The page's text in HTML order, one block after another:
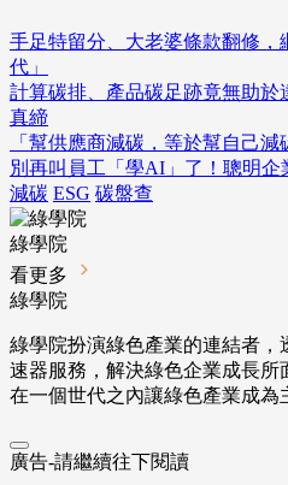
手足特留分、大老婆條款翻修
代」
計算碳排、產品碳足跡竟無助
真締
「幫供應商減碳，等於幫自己
別再叫員工「學AI」了！聰明企
減碳 ESG 碳盤查
綠學院
看更多
綠學院
綠學院扮演綠色產業的連結者
速器服務，解決綠色企業成長
在一個世代之內讓綠色產業成為
廣告-請繼續往下閱讀